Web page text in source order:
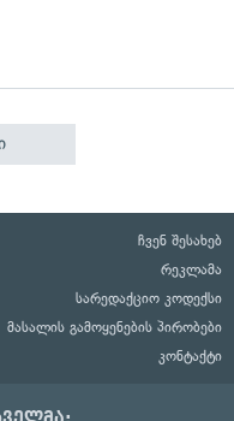
ჩვენ შესახებ
რეკლამა
სარედაქციო კოდექსი
მასალის გამოყენების პირობები
კონტაქტი